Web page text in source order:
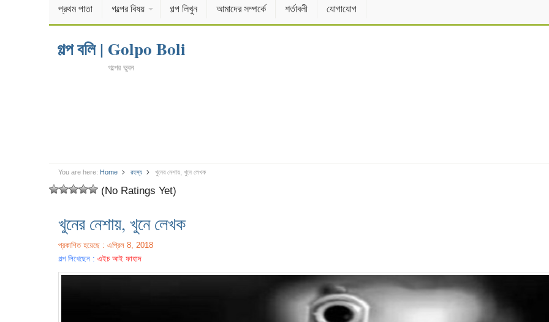
প্রথম পাতা গল্পের বিষয় গল্প লিখুন আমাদের সম্পর্কে শর্তাবলী যোগাযোগ
গল্প বলি | Golpo Boli
গল্পের ভুবন
You are here: Home রহস্য খুনের নেশায়, খুনে লেখক
(No Ratings Yet)
খুনের নেশায়, খুনে লেখক
প্রকাশিত হয়েছে : এপ্রিল 8, 2018
গল্প লিখেছেন : এইচ আই ফাহাদ